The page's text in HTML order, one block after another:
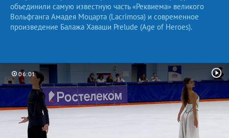
объединили самую известную часть «Реквиема» великого
Вольфганга Амадея Моцарта (Lacrimosa) и современное
произведение Балажа Хаваши Prelude (Age of Heroes).
06:01